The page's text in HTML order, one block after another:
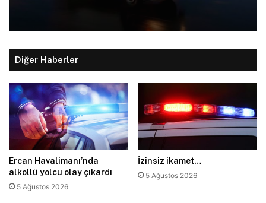
Diğer Haberler
Ercan Havalimanı’nda
alkollü yolcu olay çıkardı
5 Ağustos 2026
İzinsiz ikamet…
5 Ağustos 2026